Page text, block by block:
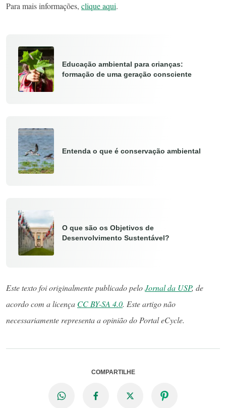
Para mais informações, clique aqui.
Educação ambiental para crianças:
formação de uma geração consciente
Entenda o que é conservação ambiental
O que são os Objetivos de
Desenvolvimento Sustentável?
Este texto foi originalmente publicado peloJornal da USP, de
acordo com a licença CC BY-SA 4.0. Este artigo não
necessariamente representa a opinião do Portal eCycle.
COMPARTILHE